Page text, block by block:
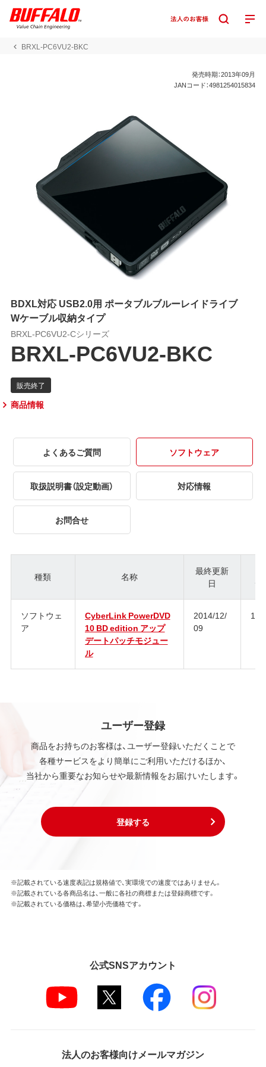
BRXL-PC6VU2-BKC
発売時期：2013年09月
JANコード：4981254015834
BDXL対応 USB2.0用 ポータブルブルーレイドライブ
Wケーブル収納タイプ
BRXL-PC6VU2-Cシリーズ
BRXL-PC6VU2-BKC
商品情報
よくあるご質問 ソフトウェア
取扱説明書（設定動画） 対応情報
お問合せ
種類 名称
最終更新
日
ジ
ソフトウェ
ア
CyberLink PowerDVD
10 BD edition アップ
デートパッチモジュー
ル
2014/12/
09
1
ユーザー登録
商品をお持ちのお客様は、ユーザー登録いただくことで
各種サービスをより簡単にご利用いただけるほか、
当社から重要なお知らせや最新情報をお届けいたします。
登録する
※記載されている速度表記は規格値で、実環境での速度ではありません。
※記載されている各商品名は、一般に各社の商標または登録商標です。
※記載されている価格は、希望小売価格です。
公式SNSアカウント
法人のお客様向けメールマガジン